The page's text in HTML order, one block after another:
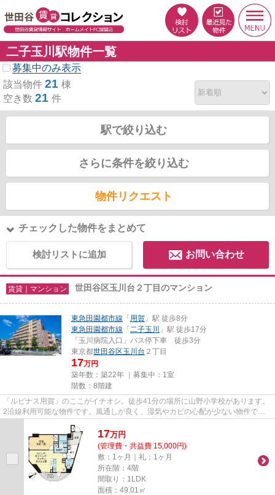
二子玉川駅物件一覧
募集中のみ表示
該当物件 21 棟
空き数 21 件
駅で絞り込む
さらに条件を絞り込む
物件リクエスト
チェックした物件をまとめて
検討リストに追加 お問い合わせ
賃貸｜マンション 世田谷区玉川台２丁目のマンション
東急田園都市線 「用賀 」駅 徒歩8分
東急田園都市線 「二子玉川
」駅 徒歩17分
「玉川病院入口」バス停下車 徒歩3分
東京都世田谷区玉川台 ２丁目
17万円
築年数：築22年 ｜募集中： 1室
階数：8階建
「ルピナス用賀」のここがイチオシ。徒歩41分の場所に山野小学校があります。
2沿線利用可能な物件です。風通しが良く、湿気やカビの心配が少ない物件で
す。世田谷区エリアにある賃貸情...
17万円
(管理費・共益費 15,000円)
敷：1ヶ月｜礼：1ヶ月
所在階：4階
間取り：1LDK
面積：49.01㎡